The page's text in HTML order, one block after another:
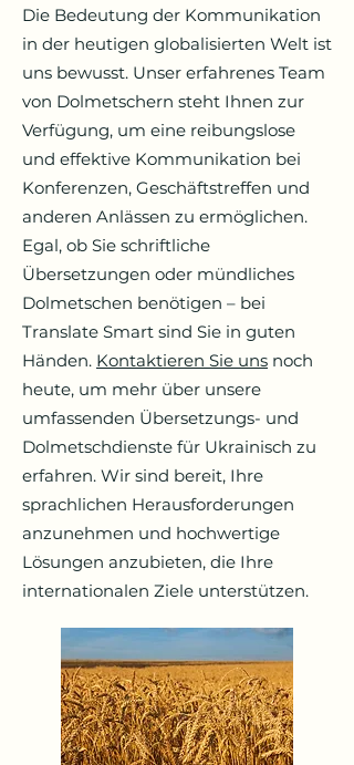
Die Bedeutung der Kommunikation
in der heutigen globalisierten Welt ist
uns bewusst. Unser erfahrenes Team
von Dolmetschern steht Ihnen zur
Verfügung, um eine reibungslose
und effektive Kommunikation bei
Konferenzen, Geschäftstreffen und
anderen Anlässen zu ermöglichen.
Egal, ob Sie schriftliche
Übersetzungen oder mündliches
Dolmetschen benötigen – bei
Translate Smart sind Sie in guten
Händen. Kontaktieren Sie uns noch
heute, um mehr über unsere
umfassenden Übersetzungs- und
Dolmetschdienste für Ukrainisch zu
erfahren. Wir sind bereit, Ihre
sprachlichen Herausforderungen
anzunehmen und hochwertige
Lösungen anzubieten, die Ihre
internationalen Ziele unterstützen.